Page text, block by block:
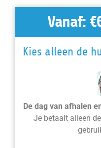
Vanaf: €
Kies alleen de
De dag van afhalen
Je betaalt alleen